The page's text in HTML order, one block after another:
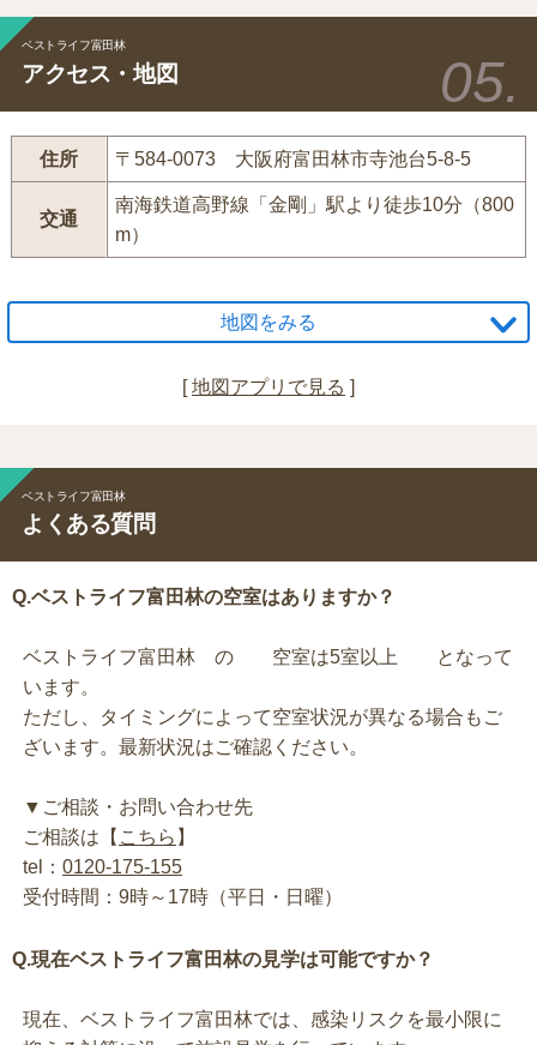
ベストライフ富田林
アクセス・地図
住所 〒584-0073 大阪府富田林市寺池台5-8-5
交通
南海鉄道高野線「金剛」駅より徒歩10分（800
m）
地図をみる
[地図アプリで見る ]
ベストライフ富田林
よくある質問
Q.ベストライフ富田林の空室はありますか？
ベストライフ富田林 の 空室は5室以上 となって
います。
ただし、タイミングによって空室状況が異なる場合もご
ざいます。最新状況はご確認ください。
▼ご相談・お問い合わせ先
ご相談は【 こちら 】
tel： 0120-175-155
受付時間：9時～17時（平日・日曜）
Q.現在ベストライフ富田林の見学は可能ですか？
現在、ベストライフ富田林では、感染リスクを最小限に